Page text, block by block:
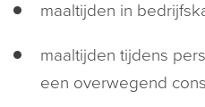
maaltijden in
maaltijden tijdens
een overwegend